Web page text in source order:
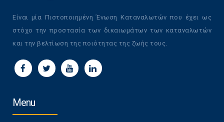
Είναι μία Πιστοποιημένη Ένωση Καταναλωτών που έχει ως
στόχο την προστασία των δικαιωμάτων των καταναλωτών
και την βελτίωση της ποιότητας της ζωής τους.
Menu